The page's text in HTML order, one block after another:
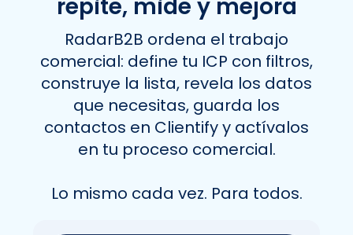
repite, mide y mejora
RadarB2B ordena el trabajo
comercial: define tu ICP con filtros,
construye la lista, revela los datos
que necesitas, guarda los
contactos en Clientify y actívalos
en tu proceso comercial.
Lo mismo cada vez. Para todos.